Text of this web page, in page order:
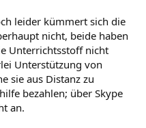
leider kümmert sich die
nicht, beide haben
Unterrichtsstoff nicht
Unterstützung von
sie aus Distanz zu
bezahlen; über Skype
an.